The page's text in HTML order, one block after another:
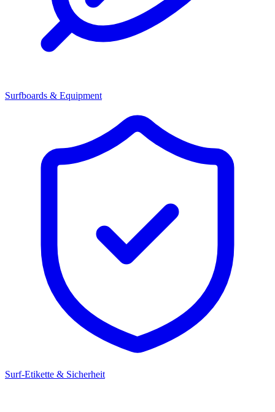
Surfboards & Equipment
Surf-Etikette & Sicherheit